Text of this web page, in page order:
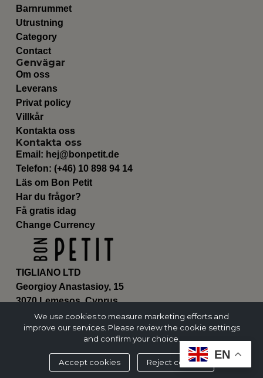
TIGLIANO LTD
Georgioy Anastasioy, 15
3070 Lemesos, Cyprus
ΗΕ 430179
Barnrummet
Utrustning
Category
Contact
Genvägar
Om oss
Leverans
Privat policy
Villkår
Kontakta oss
Kontakta oss
Email: hej@bonpetit.de
Telefon: (+46) 10 898 94 14
Läs om Bon Petit
Har du frågor?
Få gratis idag
Change Currency
EN
We use cookies to measure marketing efforts and
improve our services. Please review the cookie settings
and confirm your choice.
Accept cookies Reject cookies